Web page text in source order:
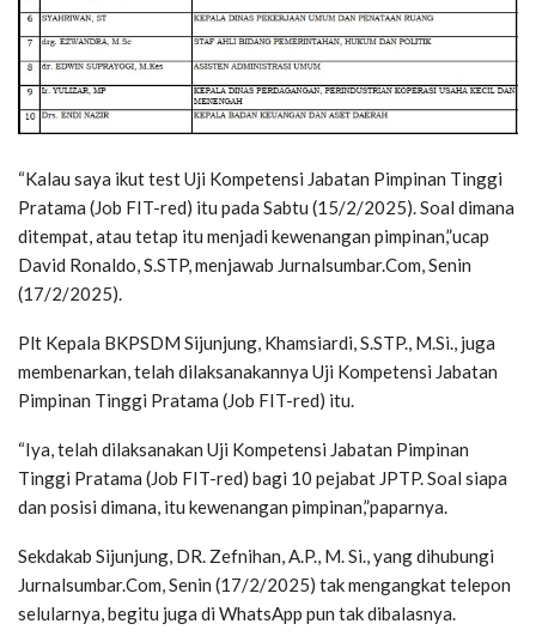
“Kalau saya ikut test Uji Kompetensi Jabatan Pimpinan Tinggi
Pratama (Job FIT-red) itu pada Sabtu (15/2/2025). Soal dimana
ditempat, atau tetap itu menjadi kewenangan pimpinan,”ucap
David Ronaldo, S.STP, menjawab Jurnalsumbar.Com, Senin
(17/2/2025).
Plt Kepala BKPSDM Sijunjung, Khamsiardi, S.STP., M.Si., juga
membenarkan, telah dilaksanakannya Uji Kompetensi Jabatan
Pimpinan Tinggi Pratama (Job FIT-red) itu.
“Iya, telah dilaksanakan Uji Kompetensi Jabatan Pimpinan
Tinggi Pratama (Job FIT-red) bagi 10 pejabat JPTP. Soal siapa
dan posisi dimana, itu kewenangan pimpinan,”paparnya.
Sekdakab Sijunjung, DR. Zefnihan, A.P., M. Si., yang dihubungi
Jurnalsumbar.Com, Senin (17/2/2025) tak mengangkat telepon
selularnya, begitu juga di WhatsApp pun tak dibalasnya.